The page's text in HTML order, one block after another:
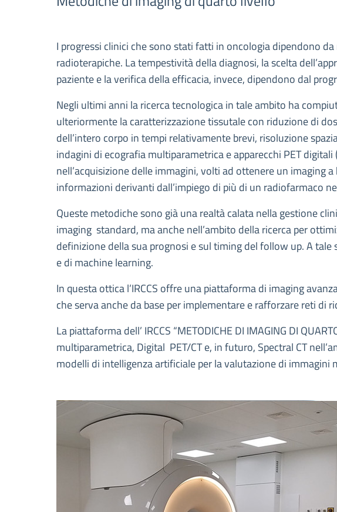
Descrizione
I progressi clinici che sono stati fatti in oncologia dipendono
radioterapiche. La tempestività della diagnosi, la scelta
paziente e la verifica della efficacia, invece, dipendono dal
Negli ultimi anni la ricerca tecnologica in tale ambito ha
ulteriormente la caratterizzazione tissutale con riduzione di
dell’intero corpo in tempi relativamente brevi, risoluzione
indagini di ecografia multiparametrica e apparecchi PET
nell’acquisizione delle immagini, volti ad ottenere un imaging
informazioni derivanti dall’impiego di più di un radiofarmaco
Queste metodiche sono già una realtà calata nella gestione
imaging standard, ma anche nell’ambito della ricerca per
definizione della sua prognosi e sul timing del follow up. A
e di machine learning.
In questa ottica l’IRCCS offre una piattaforma di imaging
che serva anche da base per implementare e rafforzare reti
La piattaforma dell’ IRCCS “METODICHE DI IMAGING DI
multiparametrica, Digital PET/CT e, in futuro, Spectral CT
modelli di intelligenza artificiale per la valutazione di immagini